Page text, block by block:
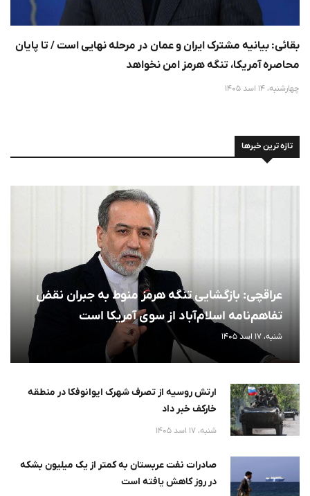
بقائی: بیانیه مشترک ایران و عمان در مرحله نهایی است / تا پایان
محاصره آمریکا، تنگه هرمز امن نخواهد
چهارشنبه، 14 اسد 1405
تازه ترین خبرها
عراقچی: بازگشایی تنگه هرمز منوط به جبران نقض
تفاهم‌نامه اسلام‌آباد از سوی آمریکا است
شنبه، 17 اسد 1405
ارتش روسیه از تصرف شهرک ایوانوفکا در منطقه
خارکف خبر داد
شنبه، 17 اسد 1405
صادرات نفت عربستان به کمتر از یک میلیون بشکه
در روز کاهش یافته است